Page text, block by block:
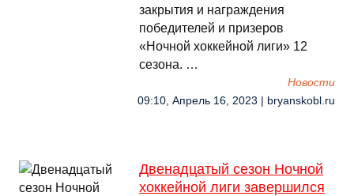
закрытия и награждения
победителей и призеров
«Ночной хоккейной лиги» 12
сезона. …
Новости
09:10, Апрель 16, 2023 | bryanskobl.ru
Двенадцатый сезон Ночной
хоккейной лиги завершился